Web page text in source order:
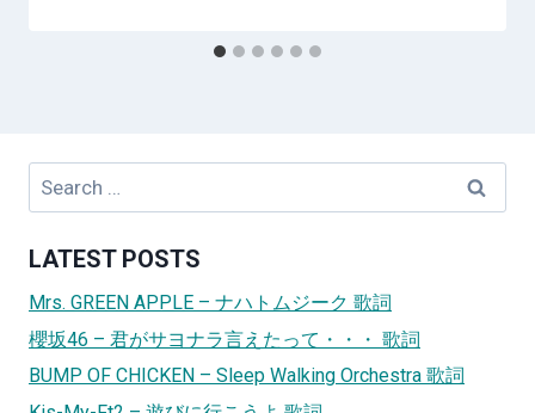
Search
LATEST POSTS
Mrs. GREEN APPLE – ナハトムジーク 歌詞
櫻坂46 – 君がサヨナラ言えたって・・・ 歌詞
BUMP OF CHICKEN – Sleep Walking Orchestra 歌詞